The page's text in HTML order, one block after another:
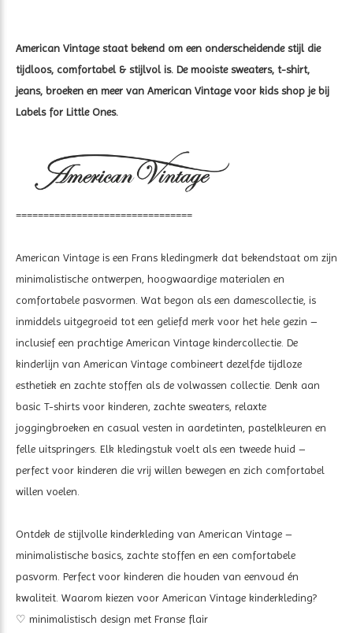
American Vintage staat bekend om een onderscheidende stijl die
tijdloos, comfortabel & stijlvol is. De mooiste sweaters, t-shirt,
jeans, broeken en meer van American Vintage voor kids shop je bij
Labels for Little Ones.
================================
American Vintage is een Frans kledingmerk dat bekendstaat om zijn
minimalistische ontwerpen, hoogwaardige materialen en
comfortabele pasvormen. Wat begon als een damescollectie, is
inmiddels uitgegroeid tot een geliefd merk voor het hele gezin –
inclusief een prachtige American Vintage kindercollectie. De
kinderlijn van American Vintage combineert dezelfde tijdloze
esthetiek en zachte stoffen als de volwassen collectie. Denk aan
basic T-shirts voor kinderen, zachte sweaters, relaxte
joggingbroeken en casual vesten in aardetinten, pastelkleuren en
felle uitspringers. Elk kledingstuk voelt als een tweede huid –
perfect voor kinderen die vrij willen bewegen en zich comfortabel
willen voelen.
Ontdek de stijlvolle kinderkleding van American Vintage –
minimalistische basics, zachte stoffen en een comfortabele
pasvorm. Perfect voor kinderen die houden van eenvoud én
kwaliteit. Waarom kiezen voor American Vintage kinderkleding?
♡ minimalistisch design met Franse flair